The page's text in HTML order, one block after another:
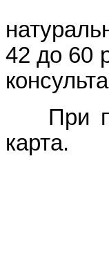
42 до 60
При
карта.